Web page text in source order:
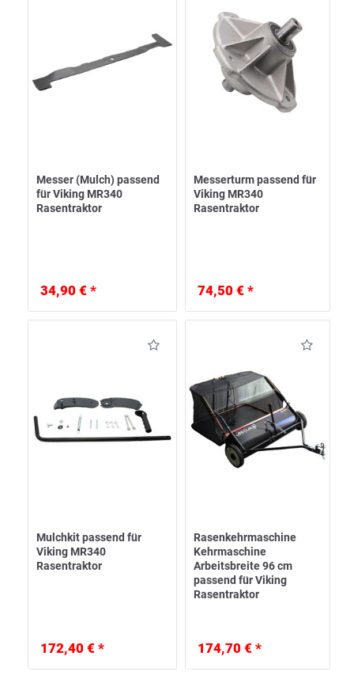
Messer (Mulch) passend
für Viking MR340
Rasentraktor
34,90 € *
Messerturm passend für
Viking MR340
Rasentraktor
74,50 € *
Mulchkit passend für
Viking MR340
Rasentraktor
172,40 € *
Rasenkehrmaschine
Kehrmaschine
Arbeitsbreite 96 cm
passend für Viking
Rasentraktor
174,70 € *